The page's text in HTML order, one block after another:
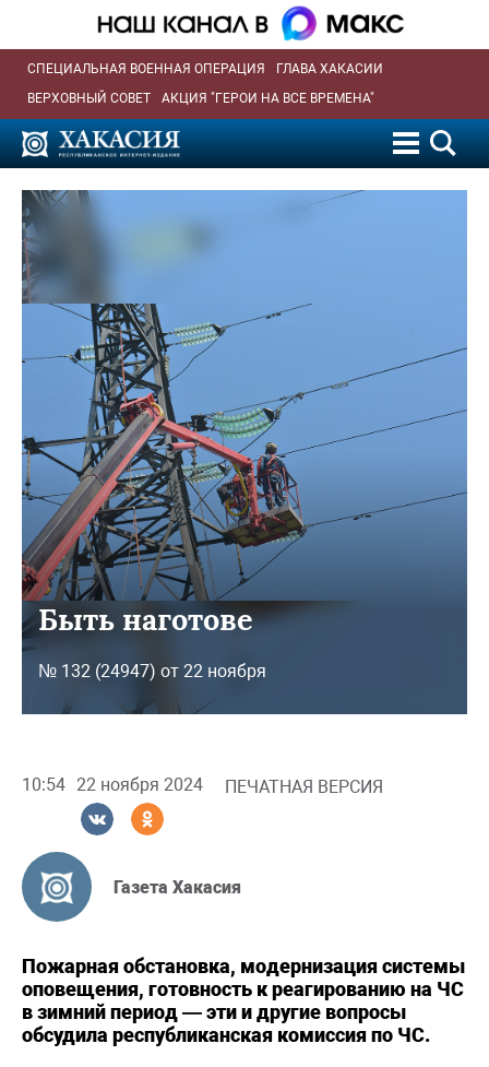
СПЕЦИАЛЬНАЯ ВОЕННАЯ ОПЕРАЦИЯ
ГЛАВА ХАКАСИИ
ВЕРХОВНЫЙ СОВЕТ
АКЦИЯ "ГЕРОИ НА ВСЕ ВРЕМЕНА"
Быть наготове
№ 132 (24947) от 22 ноября
10:54 22 ноября 2024 ПЕЧАТНАЯ ВЕРСИЯ
Газета Хакасия
Пожарная обстановка, модернизация системы
оповещения, готовность к реагированию на ЧС
в зимний период — эти и другие вопросы
обсудила республиканская комиссия по ЧС.